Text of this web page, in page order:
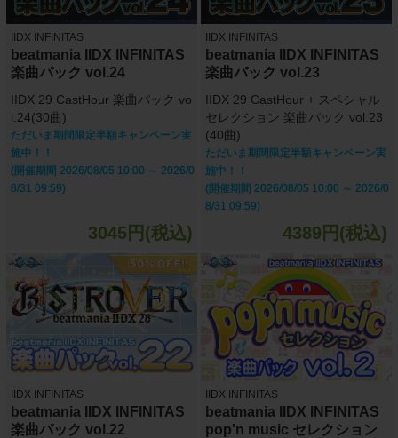
IIDX INFINITAS
beatmania IIDX INFINITAS
楽曲パック vol.24
IIDX 29 CastHour 楽曲パック vo
l.24(30曲)
ただいま期間限定半額キャンペーン実
施中！！
(開催期間 2026/08/05 10:00 ～ 2026/0
8/31 09:59)
3045円(税込)
IIDX INFINITAS
beatmania IIDX INFINITAS
楽曲パック vol.23
IIDX 29 CastHour + スペシャル
セレクション 楽曲パック vol.23
(40曲)
ただいま期間限定半額キャンペーン実
施中！！
(開催期間 2026/08/05 10:00 ～ 2026/0
8/31 09:59)
4389円(税込)
IIDX INFINITAS
beatmania IIDX INFINITAS
楽曲パック vol.22
IIDX INFINITAS
beatmania IIDX INFINITAS
pop'n music セレクション